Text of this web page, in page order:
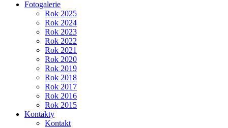
Fotogalerie
Rok 2025
Rok 2024
Rok 2023
Rok 2022
Rok 2021
Rok 2020
Rok 2019
Rok 2018
Rok 2017
Rok 2016
Rok 2015
Kontakty
Kontakt